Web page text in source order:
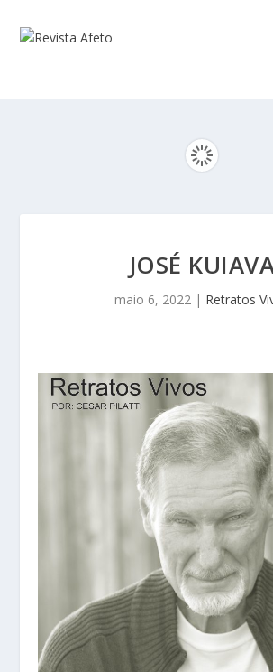
JOSÉ
maio 6, 2022 | Retratos